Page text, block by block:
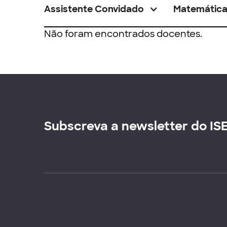
Assistente Convidado Matemática
Não foram encontrados docentes.
Subscreva a newsletter do